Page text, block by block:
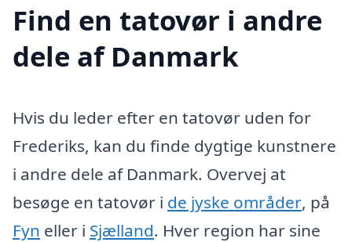
Find en tatovør i andre
dele af Danmark
Hvis du leder efter en tatovør uden for
Frederiks, kan du finde dygtige kunstnere
i andre dele af Danmark. Overvej at
besøge en tatovør i de jyske områder, på
Fyn eller i Sjælland. Hver region har sine